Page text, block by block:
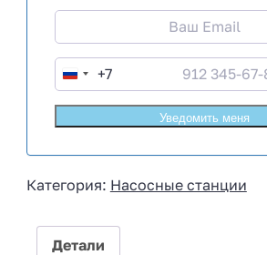
R
u
s
a
7
+7
Категория: Насосные станции
Детали